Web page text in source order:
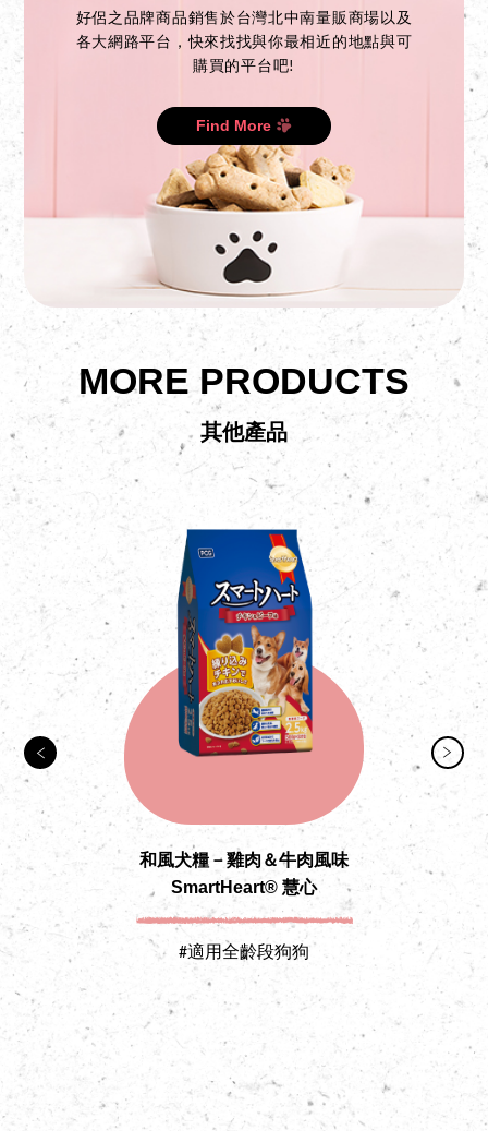
好侶之品牌商品銷售於台灣北中南量販商場以及
各大網路平台，快來找找與你最相近的地點與可
購買的平台吧!
Find More
MORE PRODUCTS
其他產品
和風犬糧－雞肉＆牛肉風味
SmartHeart® 慧心
#適用全齡段狗狗